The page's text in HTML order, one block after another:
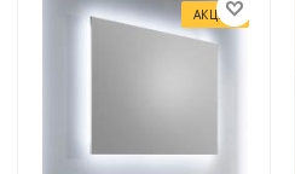
АКЦИЯ